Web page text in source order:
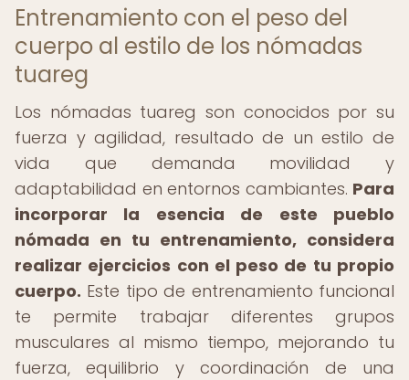
Entrenamiento con el peso del
cuerpo al estilo de los nómadas
tuareg
Los nómadas tuareg son conocidos por su
fuerza y agilidad, resultado de un estilo de
vida que demanda movilidad y
adaptabilidad en entornos cambiantes. Para
incorporar la esencia de este pueblo
nómada en tu entrenamiento, considera
realizar ejercicios con el peso de tu propio
cuerpo. Este tipo de entrenamiento funcional
te permite trabajar diferentes grupos
musculares al mismo tiempo, mejorando tu
fuerza, equilibrio y coordinación de una